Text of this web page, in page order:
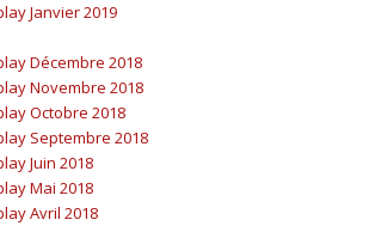
Janvier 2019
Décembre 2018
Novembre 2018
Octobre 2018
Septembre 2018
Juin 2018
Mai 2018
Avril 2018